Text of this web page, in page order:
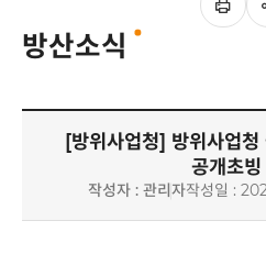
이
방산소식
[방위사업청] 방위사업
공개초
작성자 : 관리자작성일 :